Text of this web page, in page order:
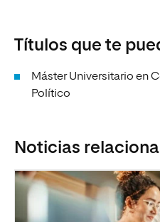
Títulos que te
Máster Universitario en
Político
Noticias